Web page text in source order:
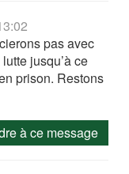
pas avec
jusqu’à ce
prison. Restons
à ce message